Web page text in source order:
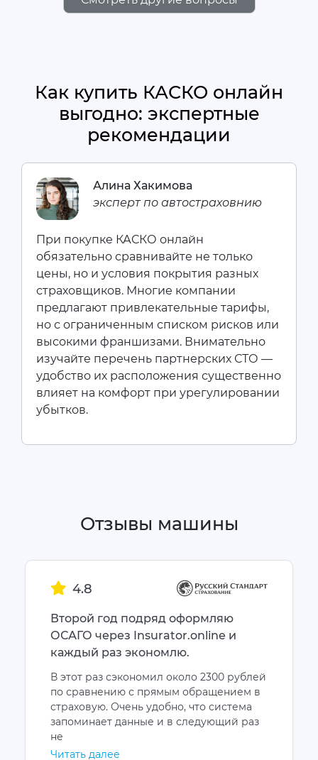
Как купить КАСКО онлайн
выгодно: экспертные
рекомендации
Алина Хакимова
эксперт по автостраховнию
При покупке КАСКО онлайн
обязательно сравнивайте не только
цены, но и условия покрытия разных
страховщиков. Многие компании
предлагают привлекательные тарифы,
но с ограниченным списком рисков или
высокими франшизами. Внимательно
изучайте перечень партнерских СТО —
удобство их расположения существенно
влияет на комфорт при урегулировании
убытков.
Отзывы машины
4.8
Второй год подряд оформляю
ОСАГО через Insurator.online и
каждый раз экономлю.
В этот раз сэкономил около 2300 рублей
по сравнению с прямым обращением в
страховую. Очень удобно, что система
запоминает данные и в следующий раз
не
Читать далее